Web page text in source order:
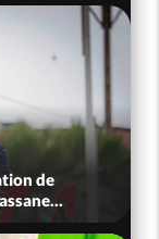
le GNL Apalo